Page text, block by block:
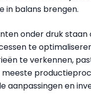
in balans brengen.
onder druk staan
te
te verkennen,
meeste
aanpassingen en